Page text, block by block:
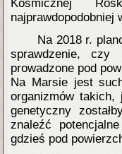
Kosmicznej
najprawdopodobniej
Na 2018 r.
sprawdzenie,
prowadzone pod
Na Marsie jest
organizmów takich,
genetyczny
znaleźć
gdzieś pod